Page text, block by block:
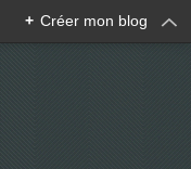
+ Créer mon blog